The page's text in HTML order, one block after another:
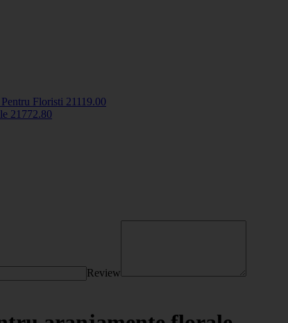
Floristi 2111 9.00
21772.80
Review